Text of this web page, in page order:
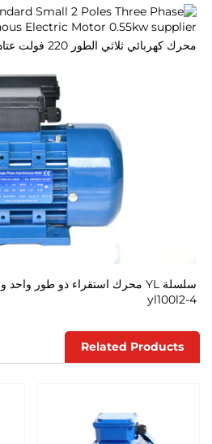
محرك كهربائي ثلاثي الطور 220 فولت عتاد 1.5 كيلو وات
yl100l2-4
Related Products